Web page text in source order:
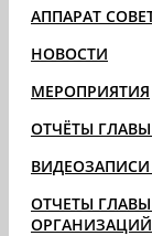
АППАРАТ
НОВОСТИ
МЕРОПРИЯТИЯ
ОТЧЁТЫ
ОТЧЕТЫ
ОРГАНИЗАЦИЙ